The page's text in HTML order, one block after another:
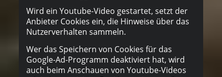
Wird ein Youtube-Video gestartet, setzt der
Anbieter Cookies ein, die Hinweise über das
Nutzerverhalten sammeln.
Wer das Speichern von Cookies für das
Google-Ad-Programm deaktiviert hat, wird
auch beim Anschauen von Youtube-Videos